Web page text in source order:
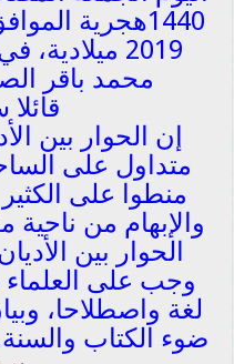
2019
محمد باقر
إن الحوار بين
متداول على
منطوا على
والإبهام من ناحية
الحوار بين
وجب على العلماء
لغة واصطلاحا،
ضوء الكتاب